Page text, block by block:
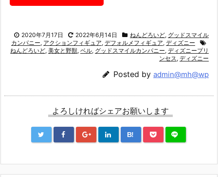
2020年7月17日 2022年6月14日 ねんどろいど, グッドスマイル
カンパニー, アクションフィギュア, デフォルメフィギュア, ディズニー
ねんどろいど, 美女と野獣, ベル, グッドスマイルカンパニー, ディズニープリ
ンセス, ディズニー
Posted by admin@mh@wp
よろしければシェアお願いします
B!